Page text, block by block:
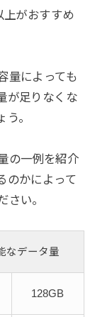
がおすすめ
量によっても
が足りなくな
。
の一例を紹介
のかによって
さい。
なデータ量
128GB